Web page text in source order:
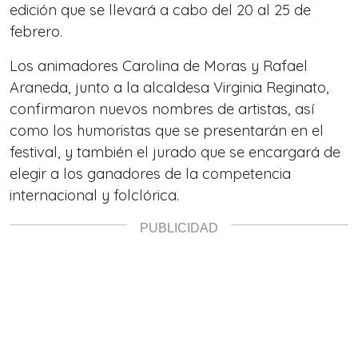
edición que se llevará a cabo del 20 al 25 de
febrero.
Los animadores Carolina de Moras y Rafael
Araneda, junto a la alcaldesa Virginia Reginato,
confirmaron nuevos nombres de artistas, así
como los humoristas que se presentarán en el
festival, y también el jurado que se encargará de
elegir a los ganadores de la competencia
internacional y folclórica.